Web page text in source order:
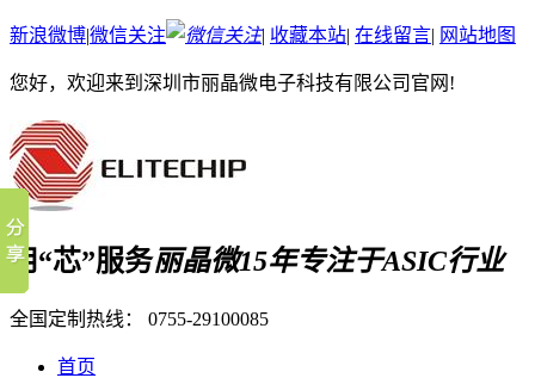
新浪微博|微信关注 | 收藏本站| 在线留言| 网站地图
您好，欢迎来到深圳市丽晶微电子科技有限公司官网!
用“芯”服务丽晶微15年专注于ASIC行业
全国定制热线： 0755-29100085
首页